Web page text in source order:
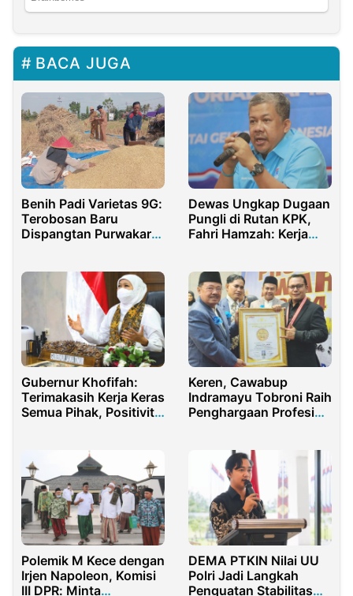
BACA JUGA
Benih Padi Varietas 9G:
Terobosan Baru
Dispangtan Purwakarta
Dewas Ungkap Dugaan
Pungli di Rutan KPK,
Fahri Hamzah: Kerja
Gubernur Khofifah:
Terimakasih Kerja Keras
Semua Pihak, Positivity
Keren, Cawabup
Indramayu Tobroni Raih
Penghargaan Profesi
Polemik M Kece dengan
Irjen Napoleon, Komisi
III DPR: Minta
DEMA PTKIN Nilai UU
Polri Jadi Langkah
Penguatan Stabilitas